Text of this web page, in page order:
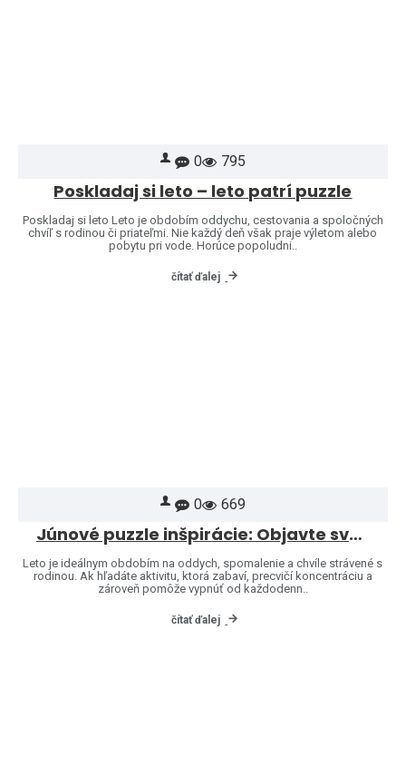
0 795
Poskladaj si leto – leto patrí puzzle
Poskladaj si leto Leto je obdobím oddychu, cestovania a spoločných
chvíľ s rodinou či priateľmi. Nie každý deň však praje výletom alebo
pobytu pri vode. Horúce popoludni..
čítať ďalej
0 669
Júnové puzzle inšpirácie: Objavte svet značiek Heye a Jumbo
Leto je ideálnym obdobím na oddych, spomalenie a chvíle strávené s
rodinou. Ak hľadáte aktivitu, ktorá zabaví, precvičí koncentráciu a
zároveň pomôže vypnúť od každodenn..
čítať ďalej